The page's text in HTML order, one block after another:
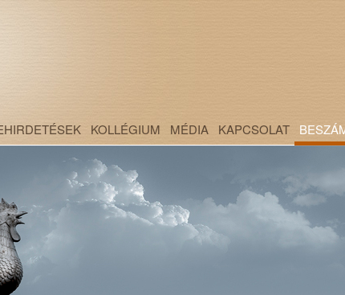
KOLLÉGIUM MÉDIA KAPCSOLAT